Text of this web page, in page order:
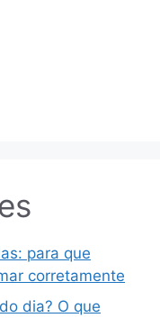
para que
corretamente
dia? O que